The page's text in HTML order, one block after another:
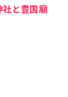
と豊国廟